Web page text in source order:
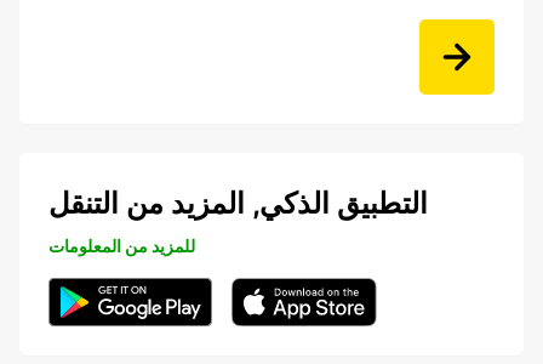
التطبيق الذكي, المزيد من التنقل
للمزيد من المعلومات